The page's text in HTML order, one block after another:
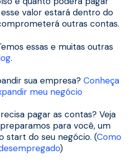
valor estará dentro do
outras contas.
essas e muitas outras
.
sua empresa? Conheça
meu negócio
pagar as contas? Veja
para você, um
start do seu negócio. (Como
)